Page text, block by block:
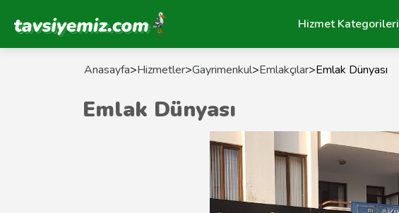
Tavsiyemiz Anasayfa Hizmet Kategorileri
Anasayfa>Hizmetler>Gayrimenkul>Emlakçılar>Emlak Dünyası
Emlak Dünyası